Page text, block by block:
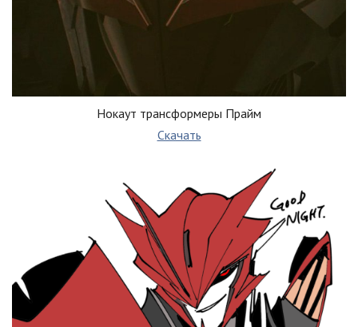
Нокаут трансформеры Прайм
Скачать